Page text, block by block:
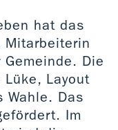
hat das
Mitarbeiterin
Die
Layout
Wahle. Das
Im